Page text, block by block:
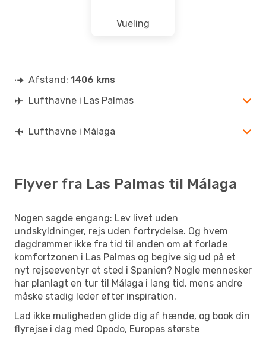
Vueling
Afstand: 1406 kms
Lufthavne i Las Palmas
Lufthavne i Málaga
Flyver fra Las Palmas til Málaga
Nogen sagde engang: Lev livet uden
undskyldninger, rejs uden fortrydelse. Og hvem
dagdrømmer ikke fra tid til anden om at forlade
komfortzonen i Las Palmas og begive sig ud på et
nyt rejseeventyr et sted i Spanien? Nogle mennesker
har planlagt en tur til Málaga i lang tid, mens andre
måske stadig leder efter inspiration.
Lad ikke muligheden glide dig af hænde, og book din
flyrejse i dag med Opodo, Europas største